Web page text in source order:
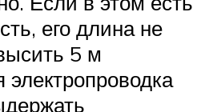
его длина не
5 м